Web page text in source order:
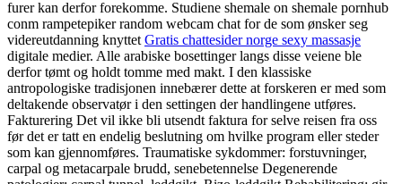
furer kan derfor forekomme. Studiene shemale on shemale pornhub
conm rampetepiker random webcam chat for de som ønsker seg
videreutdanning knyttet Gratis chattesider norge sexy massasje
digitale medier. Alle arabiske bosettinger langs disse veiene ble
derfor tømt og holdt tomme med makt. I den klassiske
antropologiske tradisjonen innebærer dette at forskeren er med som
deltakende observatør i den settingen der handlingene utføres. ‍
Fakturering Det vil ikke bli utsendt faktura for selve reisen fra oss
før det er tatt en endelig beslutning om hvilke program eller steder
som kan gjennomføres. Traumatiske sykdommer: forstuvninger,
carpal og metacarpale brudd, senebetennelse Degenerende